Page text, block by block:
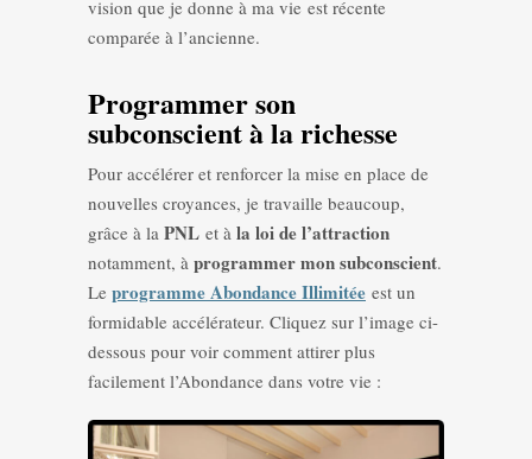
vision que je donne à ma vie est récente
comparée à l’ancienne.
Programmer son
subconscient à la richesse
Pour accélérer et renforcer la mise en place de
nouvelles croyances, je travaille beaucoup,
grâce à la PNL et à la loi de l’attraction
notamment, à programmer mon subconscient.
Le programme Abondance Illimitée est un
formidable accélérateur. Cliquez sur l’image ci-
dessous pour voir comment attirer plus
facilement l’Abondance dans votre vie :